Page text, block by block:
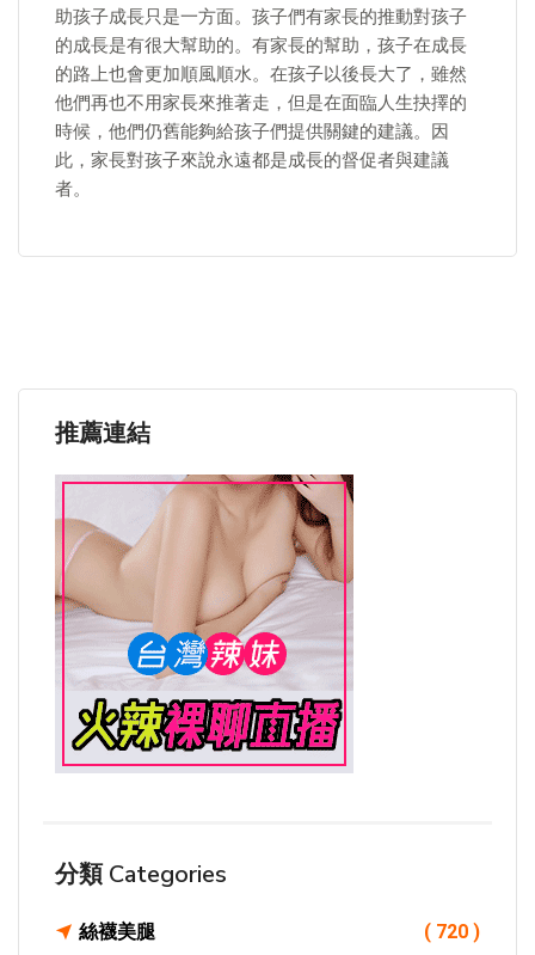
助孩子成長只是一方面。孩子們有家長的推動對孩子
的成長是有很大幫助的。有家長的幫助，孩子在成長
的路上也會更加順風順水。在孩子以後長大了，雖然
他們再也不用家長來推著走，但是在面臨人生抉擇的
時候，他們仍舊能夠給孩子們提供關鍵的建議。因
此，家長對孩子來說永遠都是成長的督促者與建議
者。
推薦連結
分類 Categories
絲襪美腿 ( 720 )